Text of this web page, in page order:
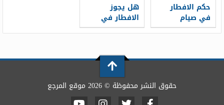
حكم الافطار
في صيام
عاشوراء
هل يجوز
الافطار في
صيام عاشوراء
حقوق النشر محفوظة © 2026 موقع المرجع